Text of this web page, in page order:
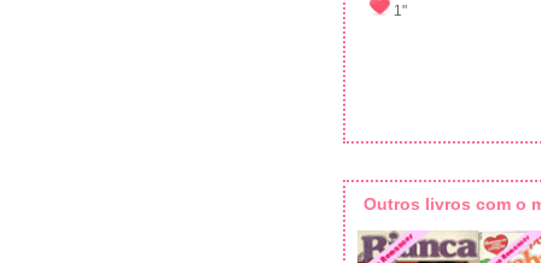
1"
Outros livros com o